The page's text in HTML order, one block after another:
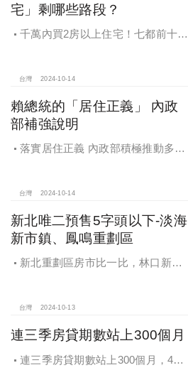
宅」剩哪些路段？
千萬內買2房以上住宅！七都前十大
台灣 2024-10-14
賴總統的「居住正義」 內政
部補強說明
落實居住正義 內政部積極推動多元
台灣 2024-10-14
新北唯二預售5字頭以下-淡海
新市鎮、鳳鳴重劃區
新北重劃區房市比一比，林口新市
台灣 2024-10-13
連三季房貸期數站上300個月
連三季房貸期數站上300個月，4都